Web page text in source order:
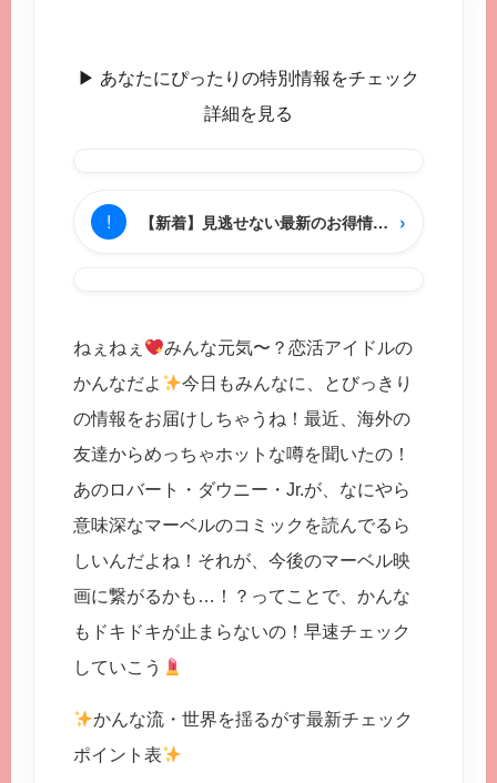
▶︎ あなたにぴったりの特別情報をチェック
詳細を見る
! 【新着】見逃せない最新のお得情報をチェック ›
ねぇねぇ
みんな元気〜？恋活アイドルの
かんなだよ
今日もみんなに、とびっきり
の情報をお届けしちゃうね！最近、海外の
友達からめっちゃホットな噂を聞いたの！
あのロバート・ダウニー・Jr.が、なにやら
意味深なマーベルのコミックを読んでるら
しいんだよね！それが、今後のマーベル映
画に繋がるかも…！？ってことで、かんな
もドキドキが止まらないの！早速チェック
していこう
かんな流・世界を揺るがす最新チェック
ポイント表